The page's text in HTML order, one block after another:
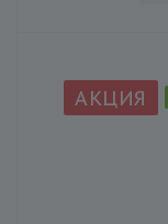
АКЦИЯ